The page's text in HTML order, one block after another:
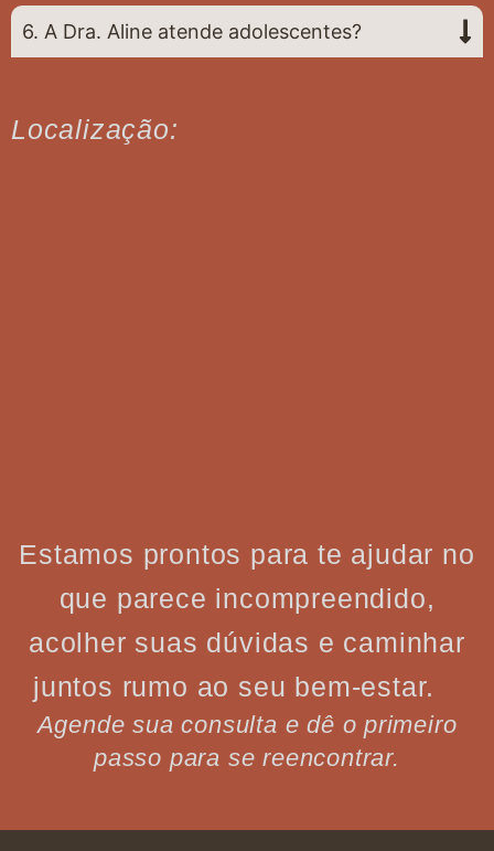
6. A Dra. Aline atende adolescentes?
Localização:
Estamos prontos para te ajudar no
que parece incompreendido,
acolher suas dúvidas e caminhar
juntos rumo ao seu bem-estar.
Agende sua consulta e dê o primeiro
passo para se reencontrar.